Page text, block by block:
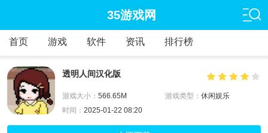
35游戏网
首页 游戏 软件 资讯 排行榜
透明人间汉化版
游戏大小： 566.65M 游戏类型： 休闲娱乐
时间： 2025-01-22 08:20